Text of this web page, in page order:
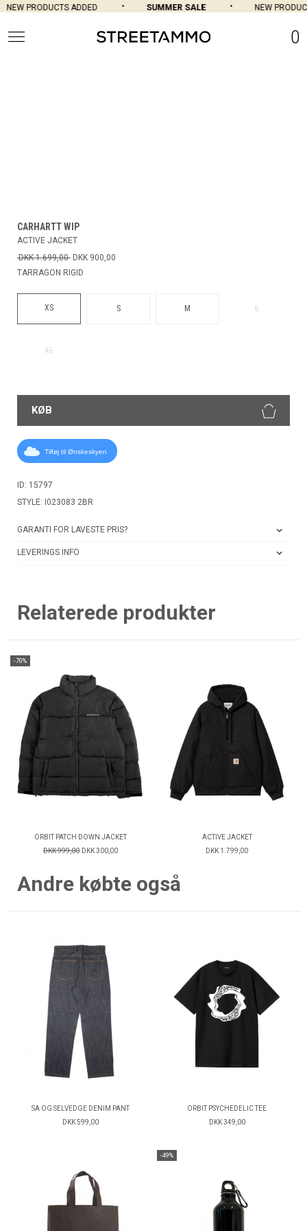
NEW PRODUCTS ADDED SUMMER SALE NEW
0
CARHARTT WIP
ACTIVE JACKET
DKK 1.699,00 DKK 900,00
TARRAGON RIGID
XS S M L
XL
KØB
Tilføj til Ønskeskyen
ID: 15797
STYLE: I023083 2BR
GARANTI FOR LAVESTE PRIS?
LEVERINGS INFO
Relaterede produkter
-70%
ORBIT PATCH DOWN JACKET
DKK 999,00 DKK 300,00
ACTIVE JACKET
DKK 1.799,00
Andre købte også
SA OG SELVEDGE DENIM PANT
DKK 599,00
ORBIT PSYCHEDELIC TEE
DKK 349,00
-49%